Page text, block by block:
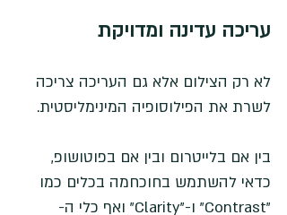
עריכה עדינה ומדויקת
לא רק הצילום אלא גם העריכה צריכה
לשרת את הפילוסופיה המינימליסטית.
בין אם בלייטרום ובין אם בפוטושופ,
כדאי להשתמש בחוכחמה בכלים כמו
"Contrast" ו-"Clarity" ואף כלי ה-